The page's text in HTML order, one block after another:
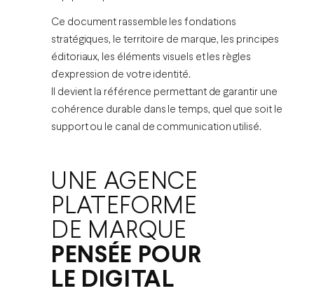
Ce document rassemble les fondations
stratégiques, le territoire de marque, les principes
éditoriaux, les éléments visuels et les règles
d’expression de votre identité.
Il devient la référence permettant de garantir une
cohérence durable dans le temps, quel que soit le
support ou le canal de communication utilisé.
UNE AGENCE
PLATEFORME
DE MARQUE
PENSÉE POUR
LE DIGITAL